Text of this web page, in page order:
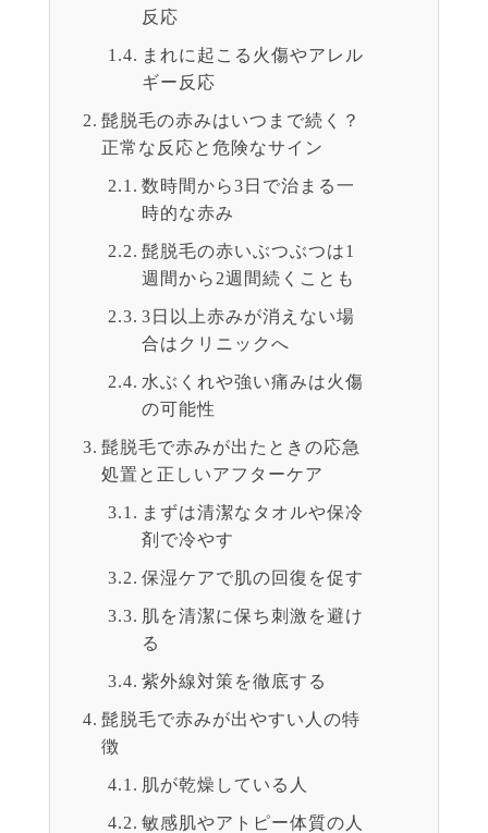
反応
まれに起こる火傷やアレル
ギー反応
髭脱毛の赤みはいつまで続く？
正常な反応と危険なサイン
数時間から3日で治まる一
時的な赤み
髭脱毛の赤いぶつぶつは1
週間から2週間続くことも
3日以上赤みが消えない場
合はクリニックへ
水ぶくれや強い痛みは火傷
の可能性
髭脱毛で赤みが出たときの応急
処置と正しいアフターケア
まずは清潔なタオルや保冷
剤で冷やす
保湿ケアで肌の回復を促す
肌を清潔に保ち刺激を避け
る
紫外線対策を徹底する
髭脱毛で赤みが出やすい人の特
徴
肌が乾燥している人
敏感肌やアトピー体質の人